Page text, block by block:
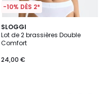
-10% DÈS 2*
SLOGGI
Lot de 2 brassières Double
Comfort
24,00 €
3,4
/ 5
2
Couleurs